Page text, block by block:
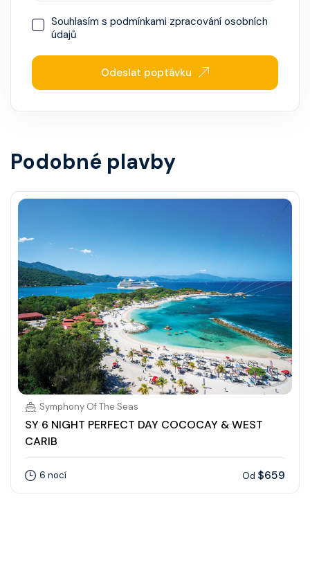
Souhlasím s podmínkami zpracování osobních
údajů
Odeslat poptávku
Podobné plavby
Symphony Of The Seas
SY 6 NIGHT PERFECT DAY COCOCAY & WEST
CARIB
6 nocí Od $659